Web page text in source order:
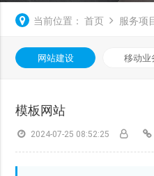
当前位置： 首页 服务项
网站建设 移动业
模板网站
2024-07-25 08:52:25